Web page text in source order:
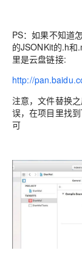
PS：如果不知道
的JSONKit的.h和
里是云盘链接:
http://
注意，文件替换
误，在项目里找
可